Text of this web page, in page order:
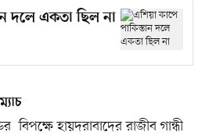
দলে একতা ছিল না
বিপক্ষে হায়দরাবাদের রাজীব গান্ধী